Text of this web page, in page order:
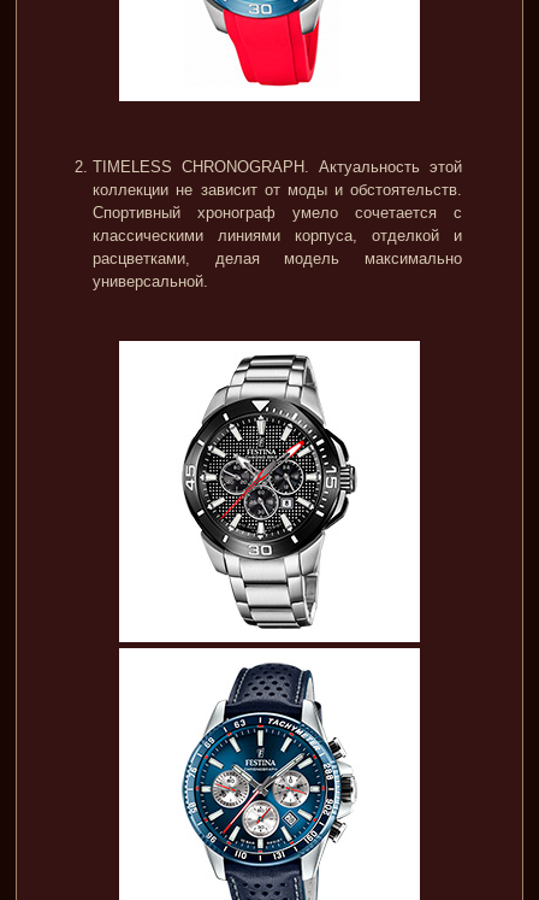
TIMELESS CHRONOGRAPH. Актуальность этой
коллекции не зависит от моды и обстоятельств.
Спортивный хронограф умело сочетается с
классическими линиями корпуса, отделкой и
расцветками, делая модель максимально
универсальной.